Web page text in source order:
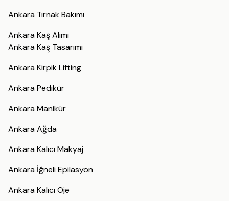
Ankara Tırnak Bakımı
Ankara Kaş Alımı
Ankara Kaş Tasarımı
Ankara Kirpik Lifting
Ankara Pedikür
Ankara Manikür
Ankara Ağda
Ankara Kalıcı Makyaj
Ankara İğneli Epilasyon
Ankara Kalıcı Oje